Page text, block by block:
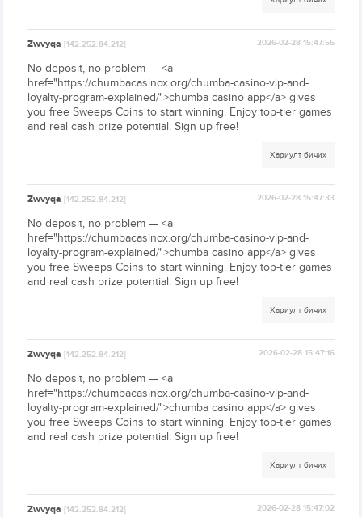
Zwvyqa[142.252.84.212] 2026-02-28 15:47:55
No deposit, no problem — <a
href="https://chumbacasinox.org/chumba-casino-vip-and-
loyalty-program-explained/">chumba casino app</a> gives
you free Sweeps Coins to start winning. Enjoy top-tier games
and real cash prize potential. Sign up free!
Хариулт бичих
Zwvyqa[142.252.84.212] 2026-02-28 15:47:33
No deposit, no problem — <a
href="https://chumbacasinox.org/chumba-casino-vip-and-
loyalty-program-explained/">chumba casino app</a> gives
you free Sweeps Coins to start winning. Enjoy top-tier games
and real cash prize potential. Sign up free!
Хариулт бичих
Zwvyqa[142.252.84.212] 2026-02-28 15:47:16
No deposit, no problem — <a
href="https://chumbacasinox.org/chumba-casino-vip-and-
loyalty-program-explained/">chumba casino app</a> gives
you free Sweeps Coins to start winning. Enjoy top-tier games
and real cash prize potential. Sign up free!
Хариулт бичих
Zwvyqa[142.252.84.212] 2026-02-28 15:47:02